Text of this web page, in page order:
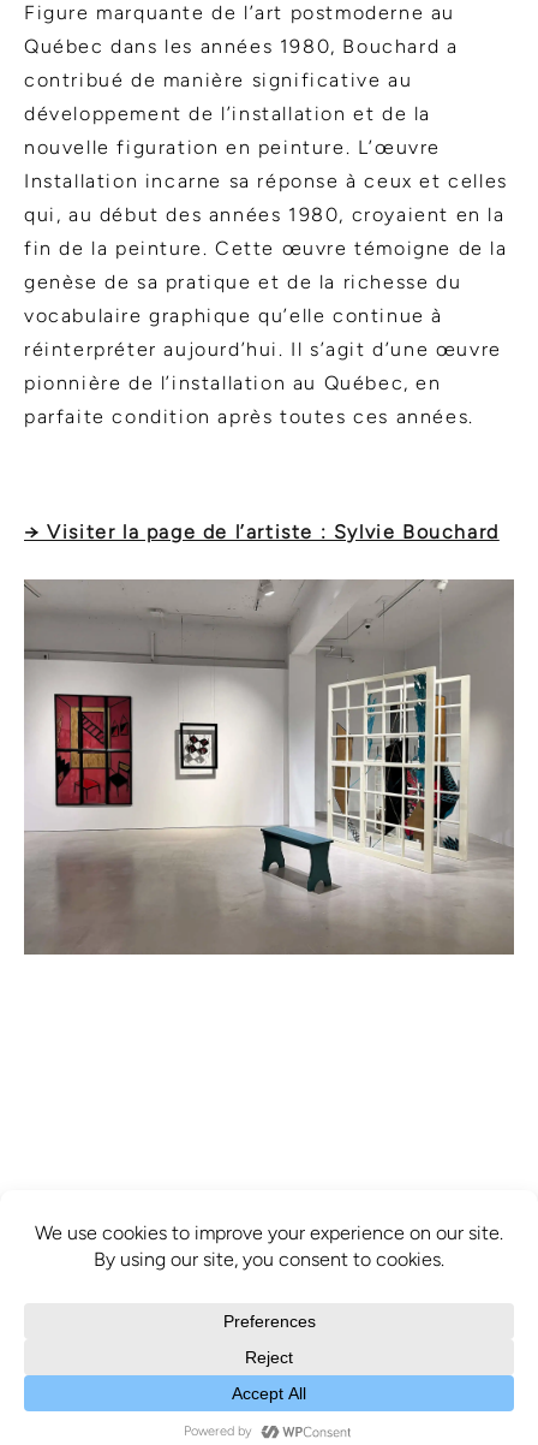
Figure marquante de l’art postmoderne au
Québec dans les années 1980, Bouchard a
contribué de manière significative au
développement de l’installation et de la
nouvelle figuration en peinture. L’œuvre
Installation incarne sa réponse à ceux et celles
qui, au début des années 1980, croyaient en la
fin de la peinture. Cette œuvre témoigne de la
genèse de sa pratique et de la richesse du
vocabulaire graphique qu’elle continue à
réinterpréter aujourd’hui. Il s’agit d’une œuvre
pionnière de l’installation au Québec, en
parfaite condition après toutes ces années.
→ Visiter la page de l’artiste : Sylvie Bouchard
info@mcbridecontemporain.com
372 Sainte-Catherine Street W. #414,
Montreal, QC, H3B 1A2